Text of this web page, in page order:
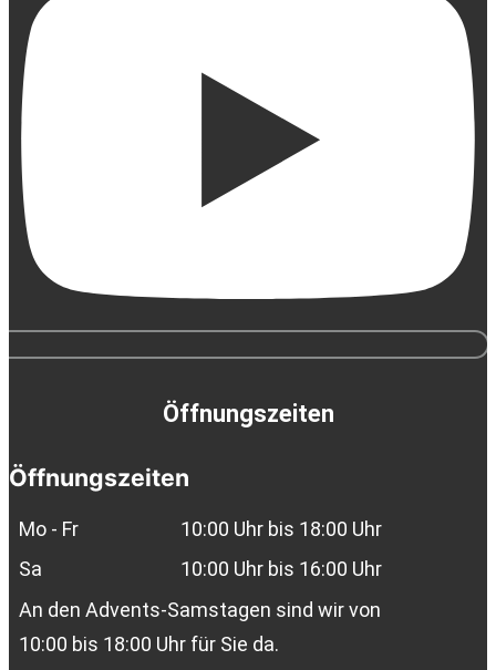
Öffnungszeiten
Öffnungszeiten
Mo - Fr
10:00 Uhr bis 18:00 Uhr
Sa
10:00 Uhr bis 16:00 Uhr
An den Advents-Samstagen sind wir von
10:00 bis 18:00 Uhr für Sie da.